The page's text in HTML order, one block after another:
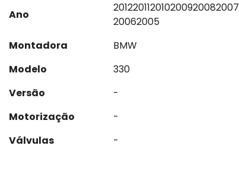
Ano
201220112010200920082007
20062005
Montadora
BMW
Modelo
330
Versão
-
Motorização
-
Válvulas
-